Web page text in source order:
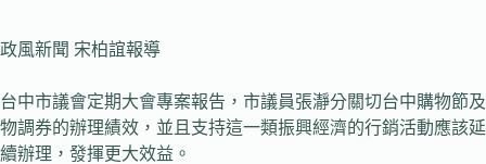
政風新聞 宋柏誼報導
台中市議會定期大會專案報告，市議員張瀞分關切台中購物節及
物調券的辦理績效，並且支持這一類振興經濟的行銷活動應該延
續辦理，發揮更大效益。